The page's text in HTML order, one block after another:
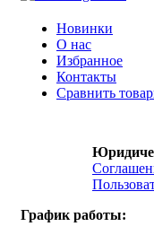
Новинки
О нас
Избранное
Контакты
Сравнить
График работы: